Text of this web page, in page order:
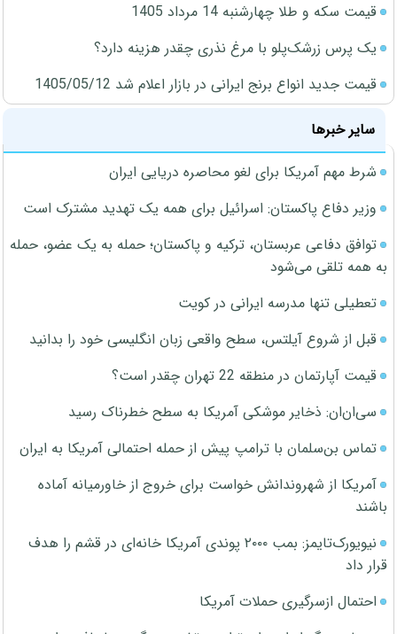
قیمت سکه و طلا چهارشنبه 14 مرداد 1405
یک پرس زرشک‌پلو با مرغ نذری چقدر هزینه دارد؟
قیمت جدید انواع برنج ایرانی در بازار اعلام شد 1405/05/12
سایر خبرها
شرط مهم آمریکا برای لغو محاصره دریایی ایران
وزیر دفاع پاکستان: اسرائیل برای همه یک تهدید مشترک است
توافق دفاعی عربستان، ترکیه و پاکستان؛ حمله به یک عضو، حمله
به همه تلقی می‌شود
تعطیلی تنها مدرسه ایرانی در کویت
قبل از شروع آیلتس، سطح واقعی زبان انگلیسی خود را بدانید
قیمت آپارتمان در منطقه 22 تهران چقدر است؟
سی‌ان‌ان: ذخایر موشکی آمریکا به سطح خطرناک رسید
تماس بن‌سلمان با ترامپ پیش از حمله احتمالی آمریکا به ایران
آمریکا از شهروندانش خواست برای خروج از خاورمیانه آماده
باشند
نیویورک‌تایمز: بمب ۲۰۰۰ پوندی آمریکا خانه‌ای در قشم را هدف
قرار داد
احتمال ازسرگیری حملات آمریکا